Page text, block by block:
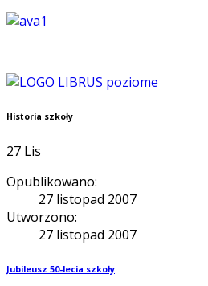
Historia szkoły
27 Lis
Opublikowano:
27 listopad 2007
Utworzono:
27 listopad 2007
Jubileusz 50-lecia szkoły